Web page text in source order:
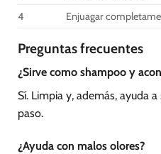
4
Enjuagar
Preguntas frecuentes
¿Sirve como shampoo y
Sí. Limpia y, además, ayuda
paso.
¿Ayuda con malos olores?